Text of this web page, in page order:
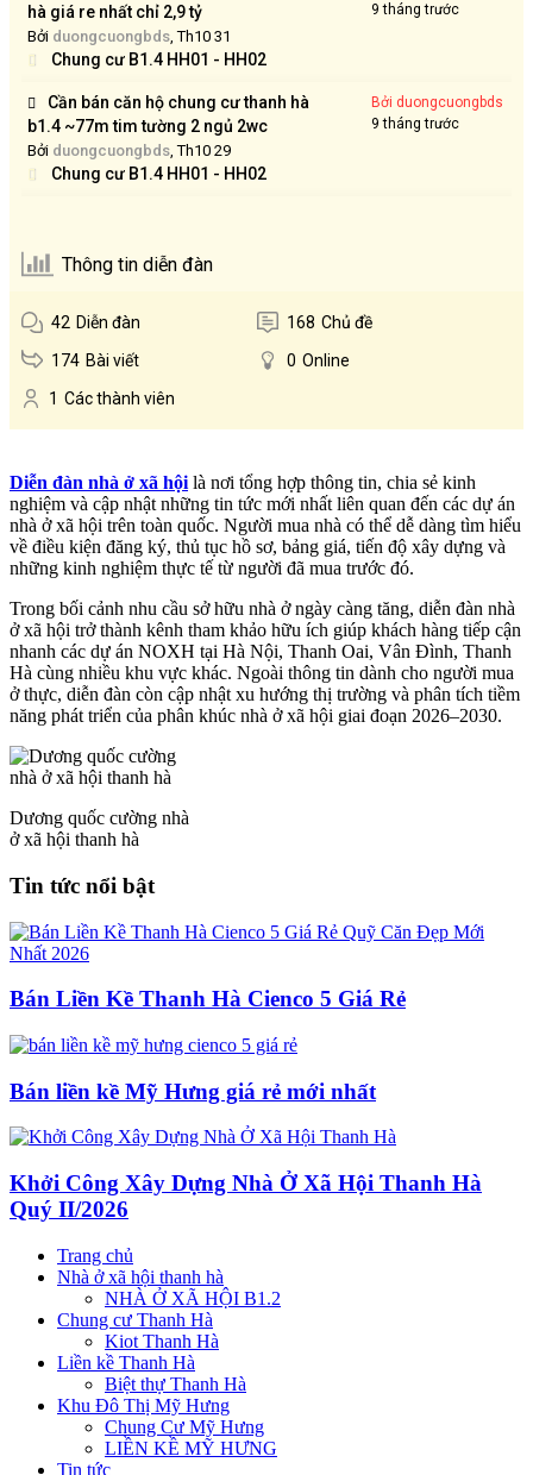
hà giá re nhất chỉ 2,9 tỷ
Bởi duongcuongbds, Th10 31
Chung cư B1.4 HH01 - HH02
9 tháng trước
Cần bán căn hộ chung cư thanh hà
b1.4 ~77m tim tường 2 ngủ 2wc
Bởi duongcuongbds, Th10 29
Chung cư B1.4 HH01 - HH02
Bởi duongcuongbds
9 tháng trước
Thông tin diễn đàn
42 Diễn đàn 168 Chủ đề
174 Bài viết 0 Online
1 Các thành viên
Diễn đàn nhà ở xã hội là nơi tổng hợp thông tin, chia sẻ kinh
nghiệm và cập nhật những tin tức mới nhất liên quan đến các dự án
nhà ở xã hội trên toàn quốc. Người mua nhà có thể dễ dàng tìm hiểu
về điều kiện đăng ký, thủ tục hồ sơ, bảng giá, tiến độ xây dựng và
những kinh nghiệm thực tế từ người đã mua trước đó.
Trong bối cảnh nhu cầu sở hữu nhà ở ngày càng tăng, diễn đàn nhà
ở xã hội trở thành kênh tham khảo hữu ích giúp khách hàng tiếp cận
nhanh các dự án NOXH tại Hà Nội, Thanh Oai, Vân Đình, Thanh
Hà cùng nhiều khu vực khác. Ngoài thông tin dành cho người mua
ở thực, diễn đàn còn cập nhật xu hướng thị trường và phân tích tiềm
năng phát triển của phân khúc nhà ở xã hội giai đoạn 2026–2030.
Dương quốc cường nhà
ở xã hội thanh hà
Tin tức nổi bật
Bán Liền Kề Thanh Hà Cienco 5 Giá Rẻ
Bán liền kề Mỹ Hưng giá rẻ mới nhất
Khởi Công Xây Dựng Nhà Ở Xã Hội Thanh Hà
Quý II/2026
Trang chủ
Nhà ở xã hội thanh hà
NHÀ Ở XÃ HỘI B1.2
Chung cư Thanh Hà
Kiot Thanh Hà
Liền kề Thanh Hà
Biệt thự Thanh Hà
Khu Đô Thị Mỹ Hưng
Chung Cư Mỹ Hưng
LIỀN KỀ MỸ HƯNG
Tin tức